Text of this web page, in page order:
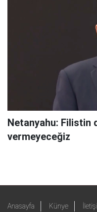
Netanyahu: Filistin
vermeyeceğiz
Anasayfa Künye